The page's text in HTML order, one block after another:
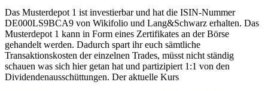
Das Musterdepot 1 ist investierbar und hat die ISIN-Nummer
DE000LS9BCA9 von Wikifolio und Lang&Schwarz erhalten. Das
Musterdepot 1 kann in Form eines Zertifikates an der Börse
gehandelt werden. Dadurch spart ihr euch sämtliche
Transaktionskosten der einzelnen Trades, müsst nicht ständig
schauen was sich hier getan hat und partizipiert 1:1 von den
Dividendenausschüttungen. Der aktuelle Kurs